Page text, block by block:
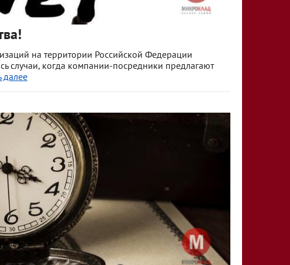
на территории Российской Федерации
случаи, когда компании-посредники предлагают
далее